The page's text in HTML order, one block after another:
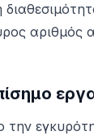
αριθμός
την